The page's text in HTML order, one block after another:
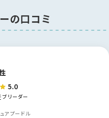
の口コミ
5.0
ブリーダー
アプードル